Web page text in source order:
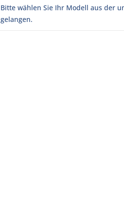
Bitte wählen Sie Ihr Modell aus der
gelangen.